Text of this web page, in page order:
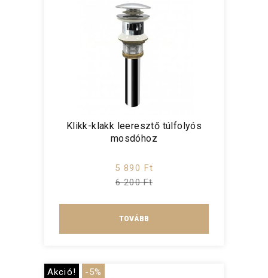
Klikk-klakk leeresztő túlfolyós
mosdóhoz
5 890 Ft
6 200 Ft
TOVÁBB
Akció! -5%